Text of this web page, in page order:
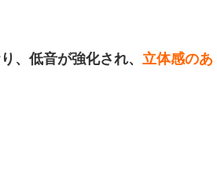
、低音が強化され、 立体感のあ